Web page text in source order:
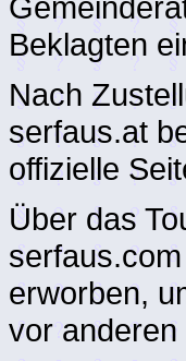
Beklagten
Nach
serfaus.at
offizielle
Über das
erworben,
vor